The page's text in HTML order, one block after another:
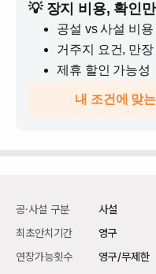
💡 장지 비용, 확인
공설 vs 사설 비용
거주지 요건, 만장
제휴 할인 가능성
내 조건에 맞
공·사설 구분
사설
최초안치기간
영구
연장가능횟수
영구/무제한